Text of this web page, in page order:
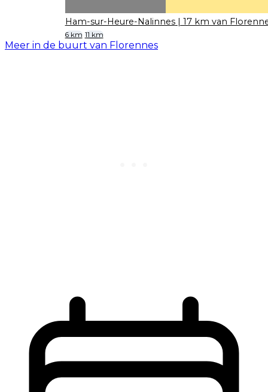
Ham-sur-Heure-Nalinnes | 17 km van
6 km 11 km
Meer in de buurt van Florennes